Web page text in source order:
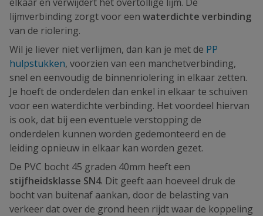
lijmverbinding zorgt voor een waterdichte verbinding
van de riolering.
Wil je liever niet verlijmen, dan kan je met de PP
hulpstukken, voorzien van een manchetverbinding,
snel en eenvoudig de binnenriolering in elkaar zetten.
Je hoeft de onderdelen dan enkel in elkaar te schuiven
voor een waterdichte verbinding. Het voordeel hiervan
is ook, dat bij een eventuele verstopping de
onderdelen kunnen worden gedemonteerd en de
leiding opnieuw in elkaar kan worden gezet.
De PVC bocht 45 graden 40mm heeft een
stijfheidsklasse SN4. Dit geeft aan hoeveel druk de
bocht van buitenaf aankan, door de belasting van
verkeer dat over de grond heen rijdt waar de koppeling